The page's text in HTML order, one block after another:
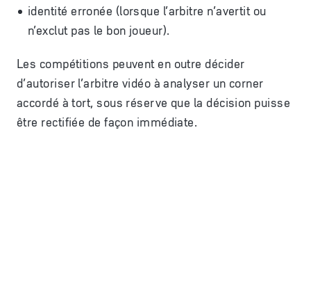
identité erronée (lorsque l’arbitre n’avertit ou
n’exclut pas le bon joueur).
Les compétitions peuvent en outre décider
d’autoriser l’arbitre vidéo à analyser un corner
accordé à tort, sous réserve que la décision puisse
être rectifiée de façon immédiate.